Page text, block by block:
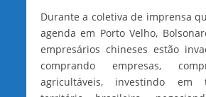
Durante a coletiva de imprensa
agenda em Porto Velho,
empresários chineses estão
comprando empresas,
agricultáveis, investindo em